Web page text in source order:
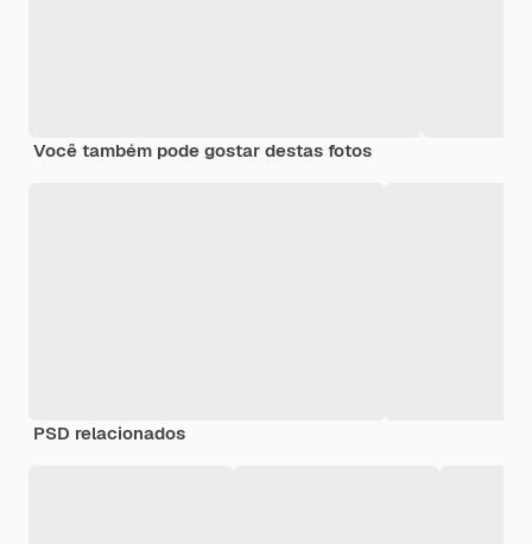
Você também pode gostar destas fotos
PSD relacionados